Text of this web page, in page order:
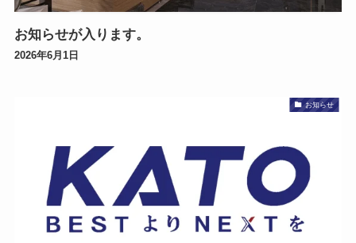
お知らせが入ります。
2026年6月1日
お知らせ